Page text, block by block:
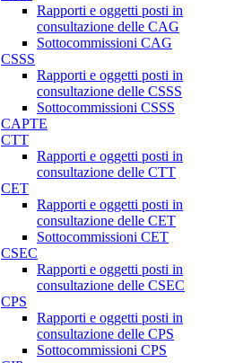
Rapporti e oggetti posti in
consultazione delle CAG
Sottocommissioni CAG
CSSS
Rapporti e oggetti posti in
consultazione delle CSSS
Sottocommissioni CSSS
CAPTE
CTT
Rapporti e oggetti posti in
consultazione delle CTT
CET
Rapporti e oggetti posti in
consultazione delle CET
Sottocommissioni CET
CSEC
Rapporti e oggetti posti in
consultazione delle CSEC
CPS
Rapporti e oggetti posti in
consultazione delle CPS
Sottocommissioni CPS